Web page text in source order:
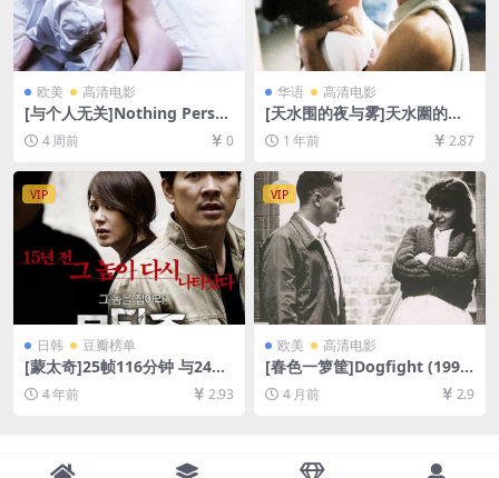
欧美 高清电影
[与个人无关]Nothing Perso
nal (2009)[百度网盘+夸克网
盘1080P超清未删减资源][网
B][中文字幕]
4 周前 0
华语 高清电影
[天水围的夜与雾]天水圍的夜
與霧 (2009)[百度网盘+夸克网
盘1080P超清未删减资源][网
B][中文字幕]
1 年前 2.87
VIP
日韩 豆瓣榜单
[蒙太奇]25帧116分钟 与24帧
120分钟内容一致 몽타주 (201
3)[百度网盘+夸克网盘+迅雷云
4 年前 2.93
VIP
欧美 高清电影
[春色一箩筐]Dogfight (1991)
[百度网盘+夸克网盘1080P超
清未删减资源][网盘在线播放/
4 月前 2.9